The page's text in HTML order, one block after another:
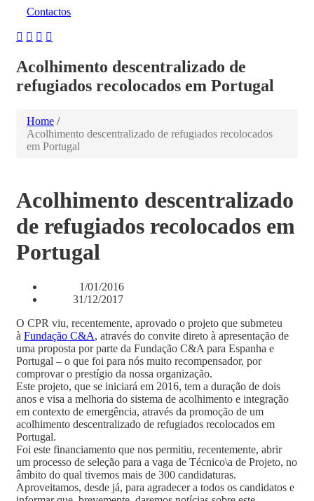
Contactos
Acolhimento descentralizado de
refugiados recolocados em Portugal
Home /
Acolhimento descentralizado de refugiados recolocados
em Portugal
Acolhimento descentralizado
de refugiados recolocados em
Portugal
1/01/2016
31/12/2017
O CPR viu, recentemente, aprovado o projeto que submeteu
à Fundação C&A, através do convite direto à apresentação de
uma proposta por parte da Fundação C&A para Espanha e
Portugal – o que foi para nós muito recompensador, por
comprovar o prestígio da nossa organização.
Este projeto, que se iniciará em 2016, tem a duração de dois
anos e visa a melhoria do sistema de acolhimento e integração
em contexto de emergência, através da promoção de um
acolhimento descentralizado de refugiados recolocados em
Portugal.
Foi este financiamento que nos permitiu, recentemente, abrir
um processo de seleção para a vaga de Técnico\a de Projeto, no
âmbito do qual tivemos mais de 300 candidaturas.
Aproveitamos, desde já, para agradecer a todos os candidatos e